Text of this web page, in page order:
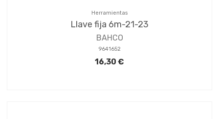
Herramientas
Llave fija 6m-21-23
BAHCO
9641652
16,30 €